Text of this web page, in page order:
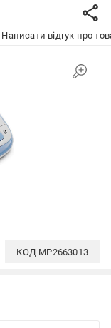
Написати відгук про
КОД MP2663013